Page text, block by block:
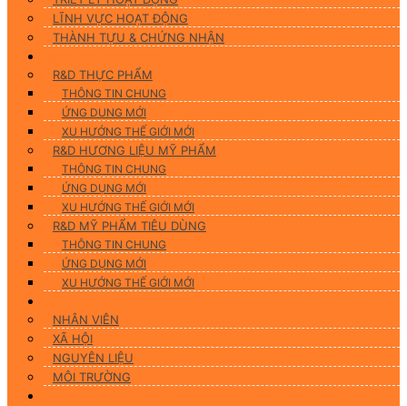
LĨNH VỰC HOẠT ĐỘNG
THÀNH TỰU & CHỨNG NHẬN
R&D THỰC PHẨM
THÔNG TIN CHUNG
ỨNG DUNG MỚI
XU HƯỚNG THẾ GIỚI MỚI
R&D HƯƠNG LIỆU MỸ PHẨM
THÔNG TIN CHUNG
ỨNG DỤNG MỚI
XU HƯỚNG THẾ GIỚI MỚI
R&D MỸ PHẨM TIÊU DÙNG
THÔNG TIN CHUNG
ỨNG DỤNG MỚI
XU HƯỚNG THẾ GIỚI MỚI
NHÂN VIÊN
XÃ HỘI
NGUYÊN LIỆU
MÔI TRƯỜNG